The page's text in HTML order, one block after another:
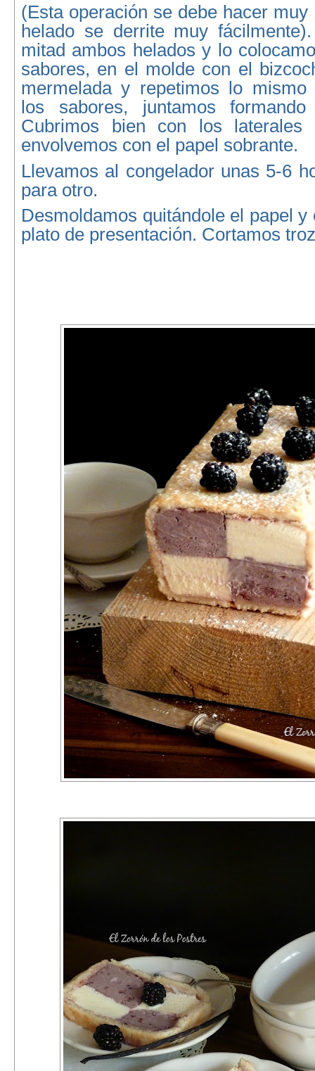
(Esta operación se debe hacer
helado se derrite muy
mitad ambos helados y lo
sabores, en el molde con el
mermelada y repetimos lo mismo
los sabores, juntamos
Cubrimos bien con los laterales
envolvemos con el papel sobrante.
Llevamos al congelador unas 5-6
para otro.
Desmoldamos quitándole el papel
plato de presentación. Cortamos